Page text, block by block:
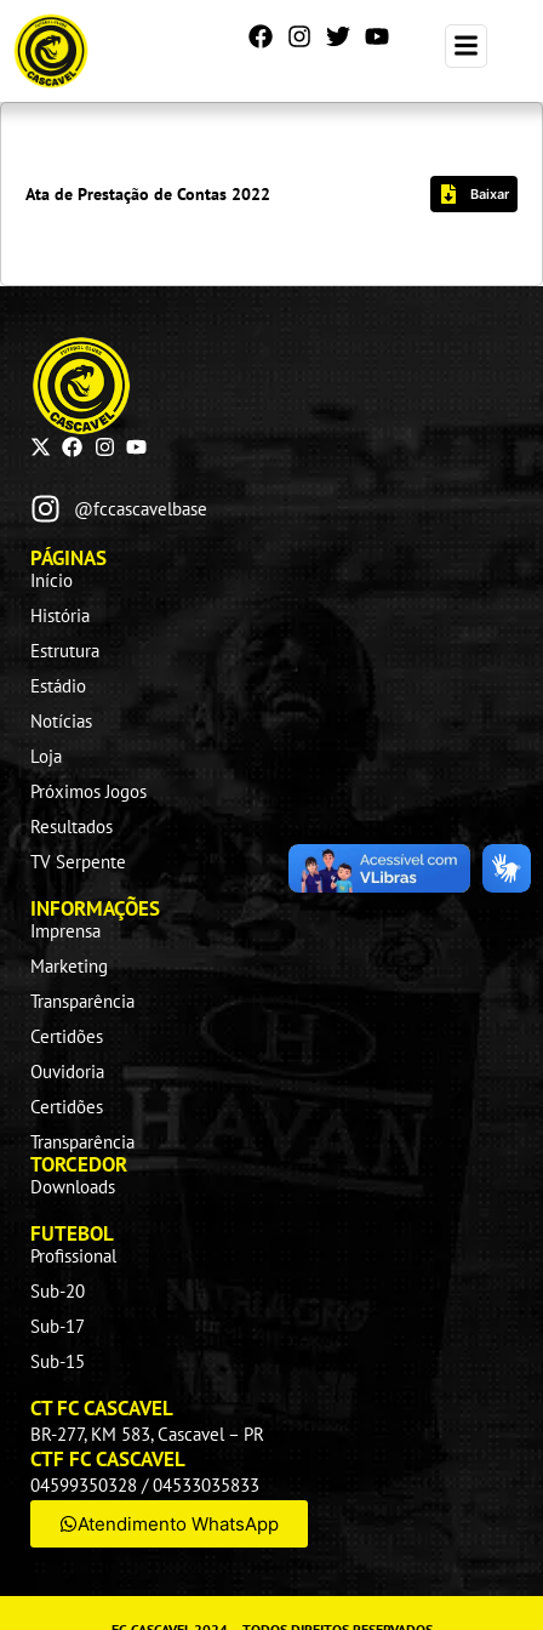
Ata de Prestação de Contas 2022 Baixar
@fccascavelbase
PÁGINAS
Início
História
Estrutura
Estádio
Notícias
Loja
Próximos Jogos
Resultados
TV Serpente
INFORMAÇÕES
Imprensa
Marketing
Transparência
Certidões
Ouvidoria
Certidões
Transparência
TORCEDOR
Downloads
FUTEBOL
Profissional
Sub-20
Sub-17
Sub-15
CT FC CASCAVEL
BR-277, KM 583, Cascavel – PR
CTF FC CASCAVEL
04599350328 / 04533035833
Atendimento WhatsApp